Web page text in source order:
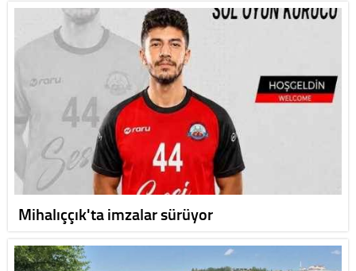
Mihalıççık'ta imzalar sürüyor